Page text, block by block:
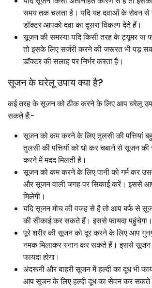
समय तक चलता है। यदि यह दवाओं के सेवन से
डॉक्टर आपको दवा का दूसरा विकल्प देते हैं।
सूजन की समस्या यदि किसी तरह के ट्यूमर या
तो इसके लिए सर्जरी करने की जरूरत भी पड़
डॉक्टर की सलाह पर निर्भर करता है।
सूजन के घरेलू उपाय क्या है?
कई तरह के सूजन को ठीक करने के लिए आप घरेलू
सकते हैं:-
सूजन को कम करने के लिए तुलसी की पत्तियां
तुलसी की पत्तियों को धो कर चबाने से सूजन
करने में मदद मिलती है।
सूजन को कम करने के लिए पानी को गर्म कर
और सूजन वाली जगह पर सिकाई करें। इससे
मिलेगी।
यदि सूजन मोच की वजह से है तो आप बर्फ से
की सीकाई कर सकते हैं। इससे फायदा पहुंचेगा।
पूरे शरीर की सूजन को दूर करने के लिए आप
नमक मिलाकर स्नान कर सकते हैं। इससे सूजन
फायदा होगा।
अंदरूनी और बाहरी सूजन में हल्दी का दूध भी
आप सूजन के लिए हल्दी दूध का सेवन कर सकते